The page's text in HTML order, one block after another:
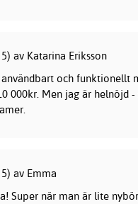
av Katarina Eriksson
och funktionellt
000kr. Men jag är helnöjd
av Emma
Super när man är lite